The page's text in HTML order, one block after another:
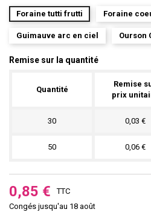
Foraine tutti frutti Foraine
Guimauve arc en ciel Ourson
Remise sur la quantité
Quantité
Remise
prix
30 0,03 €
50 0,06 €
0,85 €
TTC
Congés jusqu'au 18 août